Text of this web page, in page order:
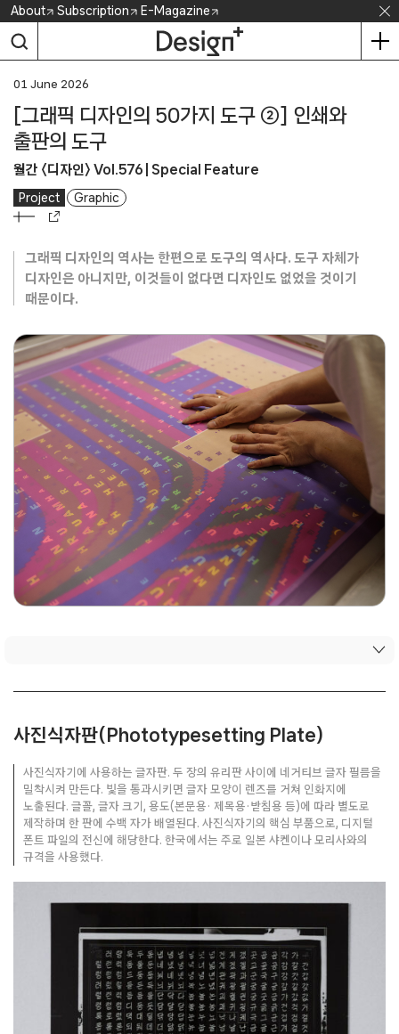
Skip
content
About Subscription E-Magazine
01 June 2026
[그래픽 디자인의 50가지 도구 ②] 인쇄와
출판의 도구
월간 〈디자인〉 Vol.576 | Special Feature
Project Graphic
그래픽 디자인의 역사는 한편으로 도구의 역사다. 도구 자체가
디자인은 아니지만, 이것들이 없다면 디자인도 없었을 것이기
때문이다.
사진식자판(Phototypesetting Plate)
사진식자기에 사용하는 글자판. 두 장의 유리판 사이에 네거티브 글자 필름을
밀착시켜 만든다. 빛을 통과시키면 글자 모양이 렌즈를 거쳐 인화지에
노출된다. 글꼴, 글자 크기, 용도(본문용· 제목용·받침용 등)에 따라 별도로
제작하며 한 판에 수백 자가 배열된다. 사진식자기의 핵심 부품으로, 디지털
폰트 파일의 전신에 해당한다. 한국에서는 주로 일본 샤켄이나 모리사와의
규격을 사용했다.